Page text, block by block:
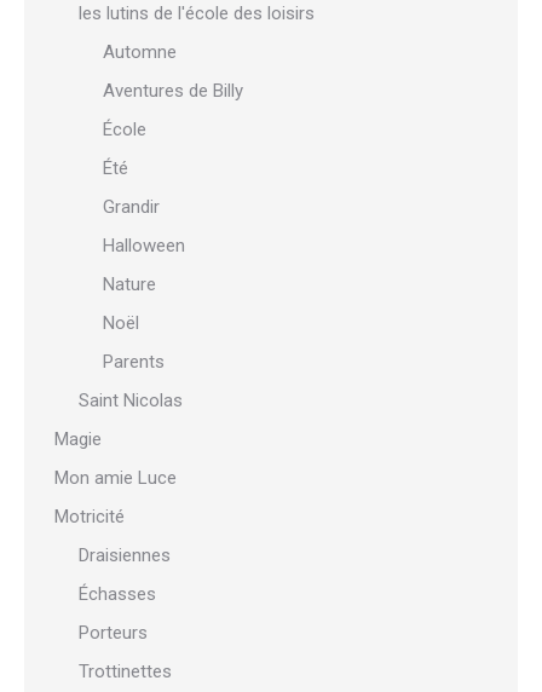
les lutins de l'école des loisirs
Automne
Aventures de Billy
École
Été
Grandir
Halloween
Nature
Noël
Parents
Saint Nicolas
Magie
Mon amie Luce
Motricité
Draisiennes
Échasses
Porteurs
Trottinettes